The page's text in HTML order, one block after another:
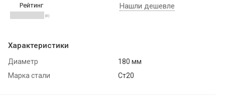
Рейтинг
(0)
Нашли дешевле
Характеристики
Диаметр
180 мм
Марка стали
Ст20